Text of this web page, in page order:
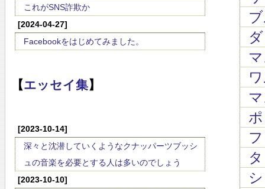
これがSNS詐欺か
[2024-04-27]
Facebookをはじめてみました。
【エッセイ集】
[2023-10-14]
深々と沈潜していくようなクナッパーツブッシ
ュの音楽を必要とする人は多いのでしょう
[2023-10-10]